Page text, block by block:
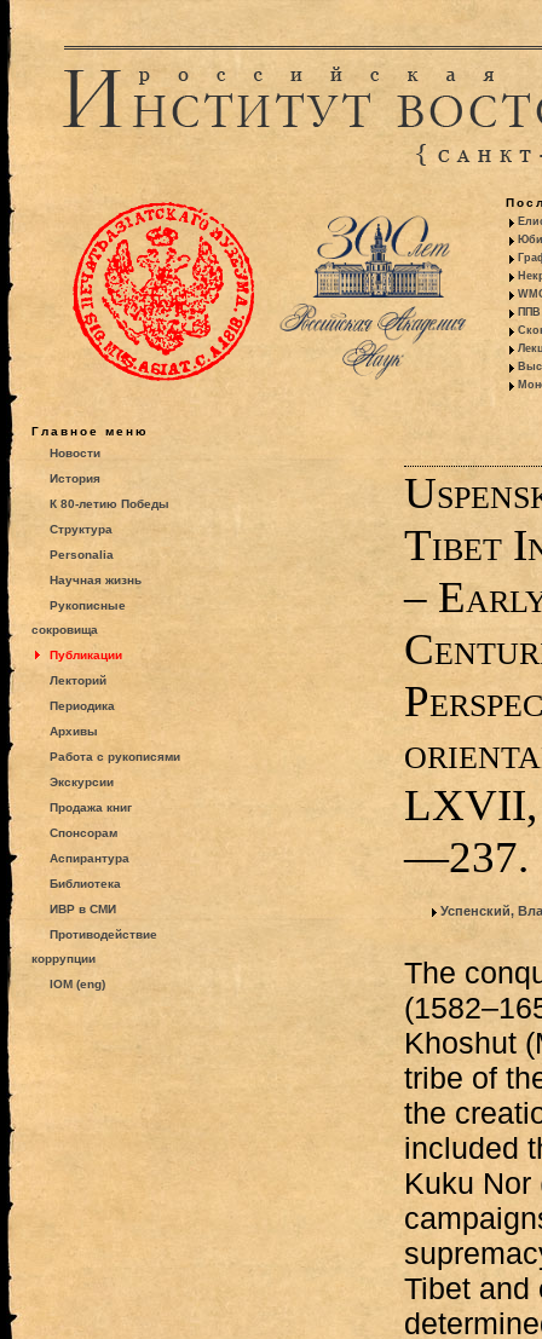
ППВ
Главное меню
Новости
История
К 80-летию Победы
Структура
Personalia
Научная жизнь
Рукописные
сокровища
Публикации
Лекторий
Периодика
Архивы
Работа с рукописями
Экскурсии
Продажа книг
Спонсорам
Аспирантура
Библиотека
ИВР в СМИ
Противодействие
коррупции
IOM (eng)
Tibet
–
LXVII,
—237.
Успенский,
The
Khoshut
tribe of
the
included
Kuku Nor
Tibet and